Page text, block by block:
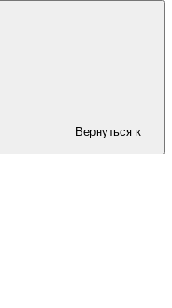
Вернуться к